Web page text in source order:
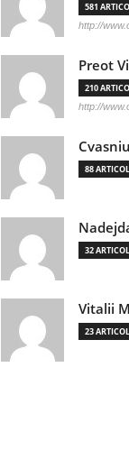
581
http://
Preot
210
http://
88
32
Vitalii
23